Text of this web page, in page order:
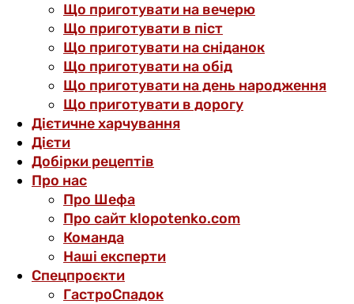
Що приготувати на вечерю
Що приготувати в піст
Що приготувати на сніданок
Що приготувати на обід
Що приготувати на день народження
Що приготувати в дорогу
Дієтичне харчування
Дієти
Добірки рецептів
Про нас
Про Шефа
Про сайт klopotenko.com
Команда
Наші експерти
Спецпроєкти
ГастроСпадок